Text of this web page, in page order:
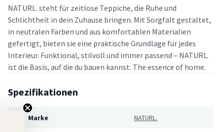
NATURL. steht für zeitlose Teppiche, die Ruhe und
Schlichtheit in dein Zuhause bringen. Mit Sorgfalt gestaltet,
in neutralen Farben und aus komfortablen Materialien
gefertigt, bieten sie eine praktische Grundlage für jedes
Interieur. Funktional, stilvoll und immer passend – NATURL.
ist die Basis, auf die du bauen kannst. The essence of home.
Spezifikationen
Marke NATURL.